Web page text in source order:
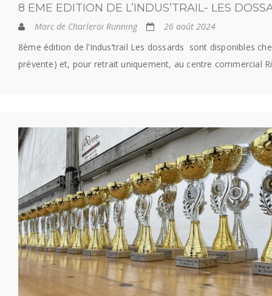
8 ÈME EDITION DE L’INDUS’TRAIL- LES
Marc de Charleroi Running
26 août 2024
8ème édition de l’Indus’trail Les dossards sont disponibles
prévente) et, pour retrait uniquement, au centre commercial